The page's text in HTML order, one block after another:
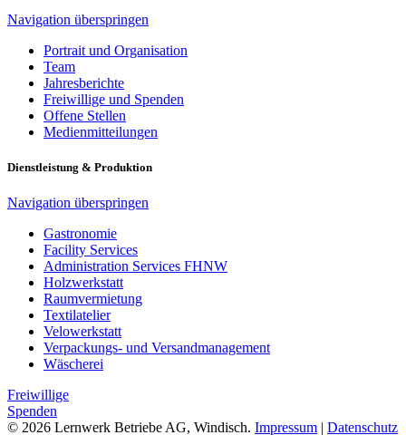
Navigation überspringen
Portrait und Organisation
Team
Jahresberichte
Freiwillige und Spenden
Offene Stellen
Medienmitteilungen
Dienstleistung & Produktion
Navigation überspringen
Gastronomie
Facility Services
Administration Services FHNW
Holzwerkstatt
Raumvermietung
Textilatelier
Velowerkstatt
Verpackungs- und Versandmanagement
Wäscherei
Freiwillige
Spenden
© 2026 Lernwerk Betriebe AG, Windisch. Impressum | Datenschutz